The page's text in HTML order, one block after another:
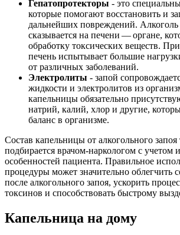
Гепатопротекторы - это
которые помогают восстановить и
дальнейших повреждений. Алкоголь
сказывается на печени — органе,
обработку токсических веществ.
печень испытывает большие
от различных заболеваний.
Электролиты - запой
жидкости и электролитов из
капельницы обязательно
натрий, калий, хлор и другие,
баланс в организме.
Состав капельницы от алкогольного
подбирается врачом-наркологом с учетом
особенностей пациента. Правильное
процедуры может значительно облегчить
после алкогольного запоя, ускорить
токсинов и способствовать быстрому
Капельница на дому